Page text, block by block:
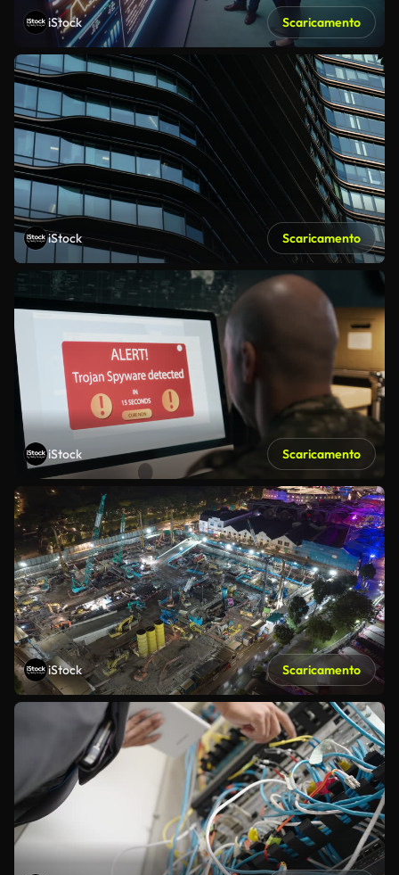
iStock Scaricamento
iStock Scaricamento
iStock Scaricamento
iStock Scaricamento